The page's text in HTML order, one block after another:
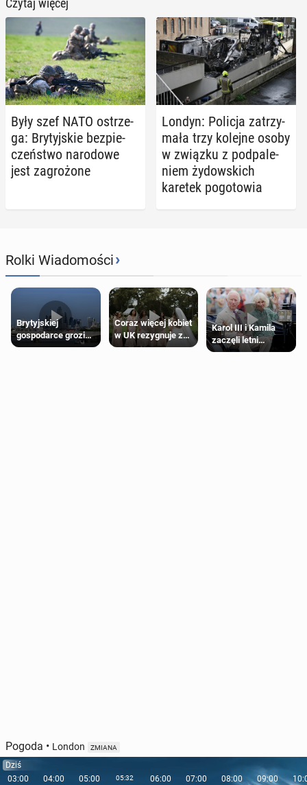
Czytaj więcej
Były szef NATO ostrze­
ga: Bry­tyj­skie bez­pie­
czeń­stwo na­ro­do­we
jest za­gro­żo­ne
Londyn: Policja za­trzy­
ma­ła trzy kolejne osoby
w związku z pod­pa­le­
niem ży­dow­skich
karetek po­go­to­wia
Rolki Wiadomości›
Brytyjskiej
gospodarce grozi
recesja, jeśli
Coraz więcej kobiet
w UK rezygnuje z
roli druhny na
Karol III i Kamila
zaczęli letni
odpoczynek po
Pogoda • London ZMIANA
Dziś
03:00
04:00 05:00 05:32 06:00 07:00 08:00 09:00